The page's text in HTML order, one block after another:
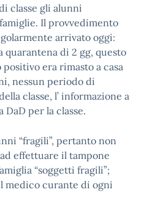
classe gli alunni
Il provvedimento
arrivato oggi:
di 2 gg, questo
era rimasto a casa
nessun periodo di
classe, l’ informazione a
per la classe.
“fragili”, pertanto non
effettuare il tampone
“soggetti fragili”;
medico curante di ogni